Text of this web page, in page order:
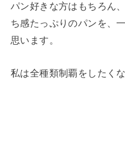
パン好きな方はもちろん
ち感たっぷりのパンを、
思います。
私は全種類制覇をしたく